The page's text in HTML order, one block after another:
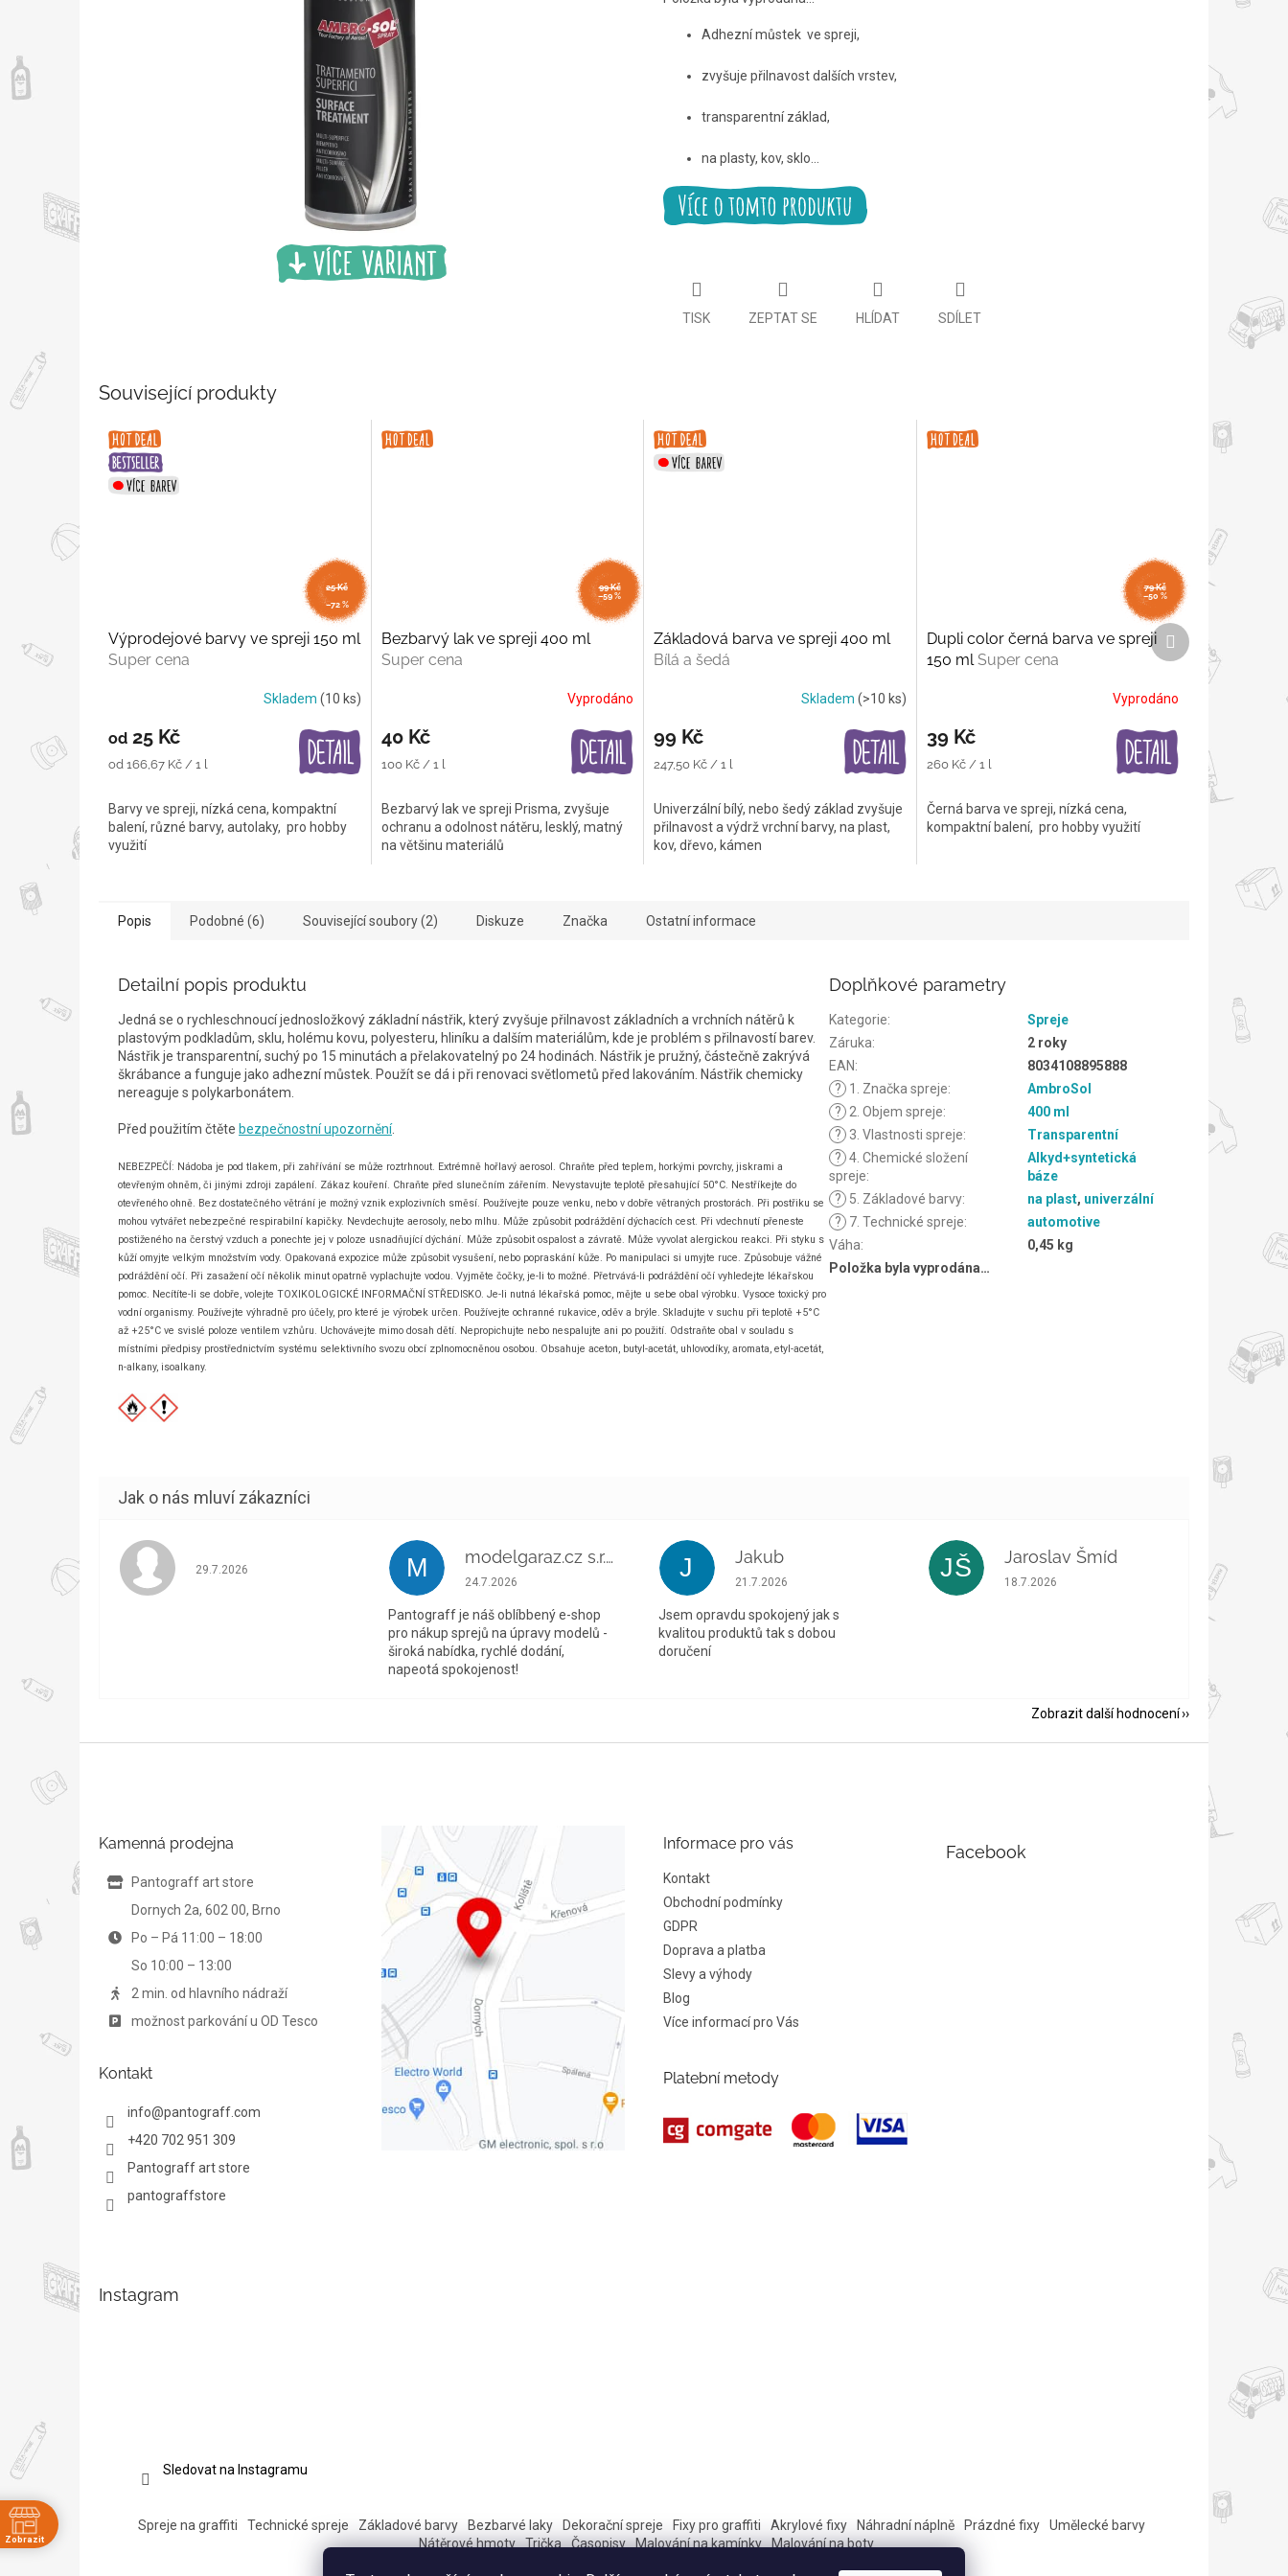
Adhezní můstek ve spreji,
zvyšuje přilnavost dalších vrstev,
transparentní základ,
na plasty, kov, sklo...
TISK ZEPTAT SE HLÍDAT SDÍLET
Související produkty
od
25 Kč
–72 %
Výprodejové barvy ve spreji 150 ml
Super cena
Skladem (10 ks)
od 25 Kč
Měrná
od 166,67 Kč / 1 l
Barvy ve spreji, nízká cena, kompaktní
balení, různé barvy, autolaky, pro hobby
využití
99 Kč
–59 %
Bezbarvý lak ve spreji 400 ml
Super cena
Vyprodáno
40 Kč
Měrná
100 Kč / 1 l
Bezbarvý lak ve spreji Prisma, zvyšuje
ochranu a odolnost nátěru, lesklý, matný
na většinu materiálů
Základová barva ve spreji 400 ml
Bílá a šedá
Skladem (>10 ks)
99 Kč
Měrná
247,50 Kč / 1 l
Univerzální bílý, nebo šedý základ zvyšuje
přilnavost a výdrž vrchní barvy, na plast,
kov, dřevo, kámen
79 Kč
–50 %
Dupli color černá barva ve spreji
150 ml Super cena
Vyprodáno
39 Kč
Měrná
260 Kč / 1 l
Černá barva ve spreji, nízká cena,
kompaktní balení, pro hobby využití
Další
produkt
Popis Podobné (6) Související soubory (2) Diskuze Značka Ostatní informace
Detailní popis produktu
Jedná se o rychleschnoucíjednosložkový základní nástřik, který zvyšuje přilnavost základních a vrchních nátěrů k
plastovým podkladům, sklu, holému kovu, polyesteru, hliníku a dalším materiálům, kde je problém s přilnavostí barev.
Nástřik je transparentní, suchý po 15 minutách a přelakovatelný po 24 hodinách. Nástřik je pružný, částečně zakrývá
škrábance a funguje jako adhezní můstek. Použít se dá i při renovaci světlometů před lakováním. Nástřik chemicky
nereaguje s polykarbonátem.
Před použitím čtěte bezpečnostní upozornění.
NEBEZPEČÍ: Nádoba je pod tlakem, při zahřívání se může roztrhnout. Extrémně hořlavý aerosol. Chraňte před teplem, horkými povrchy, jiskrami a
otevřeným ohněm, či jinými zdroji zapálení. Zákaz kouření. Chraňte před slunečním zářením. Nevystavujte teplotě přesahující 50°C. Nestříkejte do
otevřeného ohně. Bez dostatečného větrání je možný vznik explozivních směsí. Používejte pouze venku, nebo v dobře větraných prostorách. Při postřiku se
mohou vytvářet nebezpečné respirabilní kapičky. Nevdechujte aerosoly, nebo mlhu. Může způsobit podráždění dýchacích cest. Při vdechnutí přeneste
postiženého na čerstvý vzduch a ponechte jej v poloze usnadňující dýchání. Může způsobit ospalost a závratě. Může vyvolat alergickou reakci. Při styku s
kůží omyjte velkým množstvím vody. Opakovaná expozice může způsobit vysušení, nebo popraskání kůže. Po manipulaci si umyjte ruce. Způsobuje vážné
podráždění očí. Při zasažení očí několik minut opatrně vyplachujte vodou. Vyjměte čočky, je-li to možné. Přetrvává-li podráždění očí vyhledejte lékařskou
pomoc. Necítíte-li se dobře, volejte TOXIKOLOGICKÉ INFORMAČNÍ STŘEDISKO. Je-li nutná lékařská pomoc, mějte u sebe obal výrobku. Vysoce toxický pro
vodní organismy. Používejte výhradně pro účely, pro které je výrobek určen. Používejte ochranné rukavice, oděv a brýle. Skladujte v suchu při teplotě +5°C
až +25°C ve svislé poloze ventilem vzhůru. Uchovávejte mimo dosah dětí. Nepropichujte nebo nespalujte ani po použití. Odstraňte obal v souladu s
místními předpisy prostřednictvím systému selektivního svozu obcí zplnomocněnou osobou. Obsahuje aceton, butyl-acetát, uhlovodíky, aromata, etyl-acetát,
n-alkany, isoalkany.
Doplňkové parametry
Kategorie:
Spreje
Záruka:
2 roky
EAN:
8034108895888
?
1. Značka spreje:
AmbroSol
?
2. Objem spreje:
400 ml
?
3. Vlastnosti spreje:
Transparentní
? 4. Chemické složení
spreje:
Alkyd+syntetická
báze
?
5. Základové barvy: na plast, univerzální
?
7. Technické spreje:
automotive
Váha:
0,45 kg
Položka byla vyprodána…
Hodnocení obchodu je 5 z 5 hvězdiček.
29.7.2026 M modelgaraz.cz s.r.o.
Hodnocení obchodu je 5 z 5 hvězdiček.
24.7.2026
Pantograff je náš oblíbbený e-shop
pro nákup sprejů na úpravy modelů -
široká nabídka, rychlé dodání,
napeotá spokojenost!
J Jakub
Hodnocení obchodu je 5 z 5 hvězdiček.
21.7.2026
Jsem opravdu spokojený jak s
kvalitou produktů tak s dobou
doručení
JŠ Jaroslav Šmíd
Hodnocení obchodu je 5 z 5 hvězdiček.
18.7.2026
Zobrazit další hodnocení
Kamenná prodejna
Pantograff art store
Dornych 2a, 602 00, Brno
Po – Pá 11:00 – 18:00
So 10:00 – 13:00
2 min. od hlavního nádraží
možnost parkování u OD Tesco
Kontakt
info@pantograff.com
+420 702 951 309
Pantograff art store
pantograffstore
Informace pro vás
Kontakt
Obchodní podmínky
GDPR
Doprava a platba
Slevy a výhody
Blog
Více informací pro Vás
Platební metody
Facebook
Instagram
Sledovat na Instagramu
Spreje na graffiti Technické spreje Základové barvy Bezbarvé laky Dekorační spreje Fixy pro graffiti Akrylové fixy Náhradní náplně Prázdné fixy
Umělecké barvy
Nátěrové hmoty
Trička Časopisy Malování na kamínky Malování na boty
Zobrazit